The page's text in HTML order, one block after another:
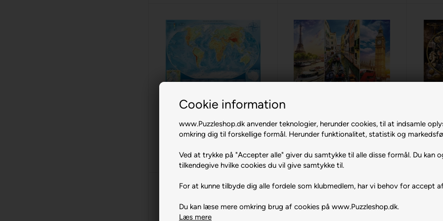
Cookie information
www.Puzzleshop.dk anvender teknologier, herunder cookies, til at indsamle
omkring dig til forskellige formål. Herunder funktionalitet, statistik og
Ved at trykke på "Accepter alle" giver du samtykke til alle disse formål. Du kan
tilkendegive hvilke cookies du vil give samtykke til.
For at kunne tilbyde dig alle fordele som klubmedlem, har vi behov for accept
Du kan læse mere omkring brug af cookies på www.Puzzleshop.dk.
Læs mere
Large Physical Map of the
World
229,00 DKK
2 stkpå lager Lev. 1-2 dage
229,00 DKK
1 stk på lager Lev. 1-2 dage
3